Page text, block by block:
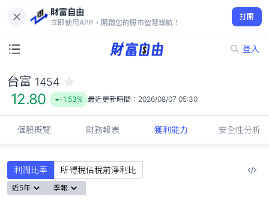
財富自由
立即使用APP，開啟您的股市智慧導航！
打開
登入
12.80
-1.53%
台富 1454
12.80 -1.53% 最近更新時間： 2026/08/07 05:30
個股概覽 財務報表 獲利能力 安全性分析
利潤比率 所得稅佔稅前淨利比
近5年 季報